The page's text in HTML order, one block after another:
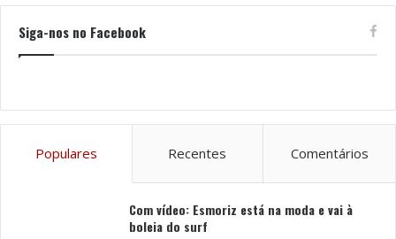
Siga-nos no Facebook
Populares Recentes Comentários
Com vídeo: Esmoriz está na moda e vai à
boleia do surf